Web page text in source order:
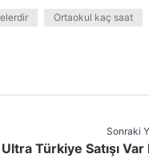
Ortaokul kaç saat
Sonraki
Türkiye Satışı Var